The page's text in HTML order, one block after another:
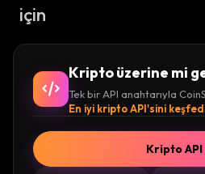
için
Kripto üzerine mi
Tek bir API anahtarıyla
En iyi kripto API'sini
Kripto API